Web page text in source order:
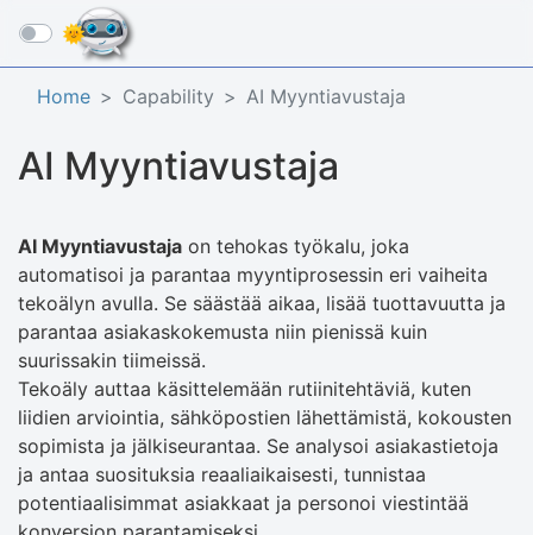
☰
Home Capability AI Myyntiavustaja
AI Myyntiavustaja
AI Myyntiavustaja on tehokas työkalu, joka
automatisoi ja parantaa myyntiprosessin eri vaiheita
tekoälyn avulla. Se säästää aikaa, lisää tuottavuutta ja
parantaa asiakaskokemusta niin pienissä kuin
suurissakin tiimeissä.
Tekoäly auttaa käsittelemään rutiinitehtäviä, kuten
liidien arviointia, sähköpostien lähettämistä, kokousten
sopimista ja jälkiseurantaa. Se analysoi asiakastietoja
ja antaa suosituksia reaaliaikaisesti, tunnistaa
potentiaalisimmat asiakkaat ja personoi viestintää